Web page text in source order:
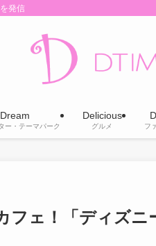
発信
Dream
ー・テーマパーク
Delicious
グルメ フ
フェ！「ディズニ